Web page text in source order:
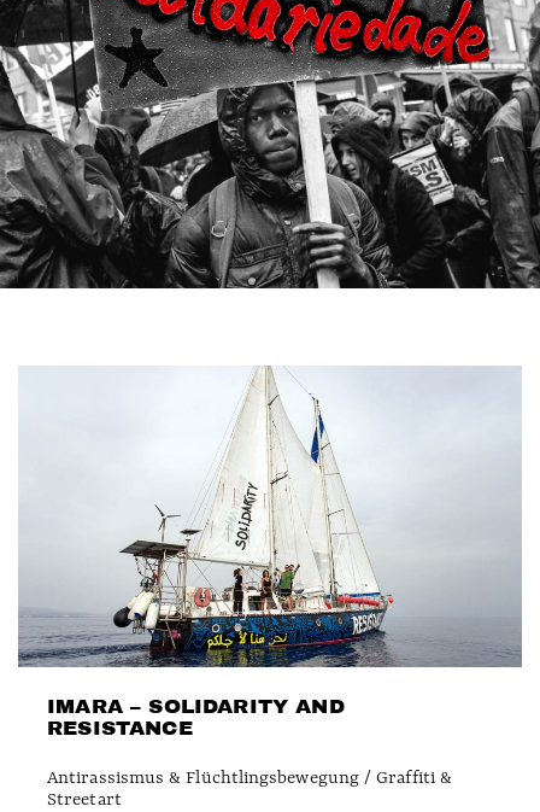
IMARA – SOLIDARITY AND
RESISTANCE
Antirassismus & Flüchtlingsbewegung / Graffiti &
Streetart